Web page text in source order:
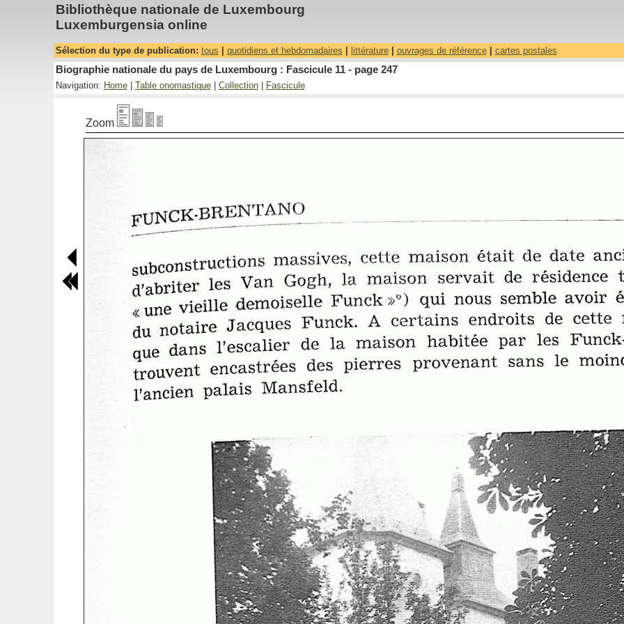
Bibliothèque nationale de Luxembourg
Luxemburgensia online
Sélection du type de publication: tous quotidiens et hebdomadaires littérature| ouvrages de référence| cartes postales
Biographie nationale du pays de Luxembourg : Fascicule 11 - page 247
Navigation: Home| Table onomastique| Collection| Fascicule
Zoom